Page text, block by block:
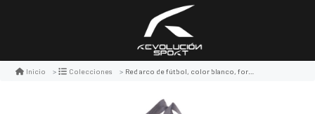
Inicio Colecciones Red arco de fútbol, color blanco, force